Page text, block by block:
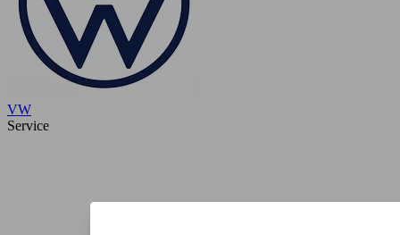
VW
Service